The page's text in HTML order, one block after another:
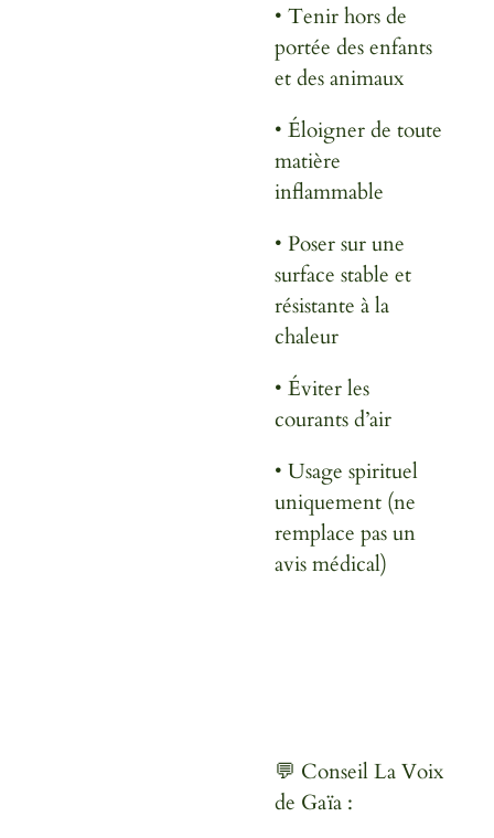
• Tenir hors de
portée des enfants
et des animaux
• Éloigner de toute
matière
inflammable
• Poser sur une
surface stable et
résistante à la
chaleur
• Éviter les
courants d’air
• Usage spirituel
uniquement (ne
remplace pas un
avis médical)
💬 Conseil La Voix
de Gaïa :